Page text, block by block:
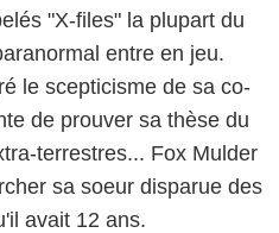
"X-files" la plupart du
entre en jeu.
le scepticisme de sa co-
de prouver sa thèse du
terrestres... Fox Mulder
sa soeur disparue des
avait 12 ans.